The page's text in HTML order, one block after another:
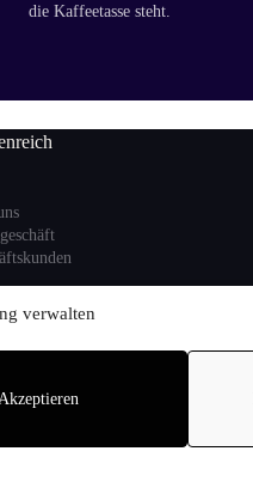
verwalten
Akzeptieren
die Kaffeetasse steht.